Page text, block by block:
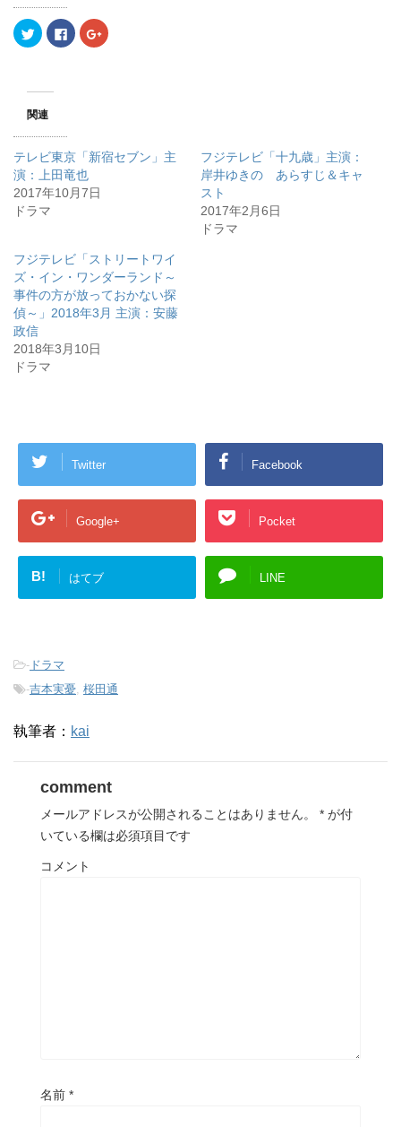
ク
リ
T
i
t
r
で
共
有
新
ィ
ン
ド
ウ
で
開
き
ま
す
)
F
a
す
る
に
は
ク
リ
く
だ
さ
い
(
新
し
ウ
ィ
ク
リ
e
+
ィ
ン
ド
ウ
で
開
き
関連
テレビ東京「新宿セブン」主
演：上田竜也
2017年10月7日
ドラマ
フジテレビ「十九歳」主演：
岸井ゆきの あらすじ＆キャ
スト
2017年2月6日
ドラマ
フジテレビ「ストリートワイ
ズ・イン・ワンダーランド～
事件の方が放っておかない探
偵～」2018年3月 主演：安藤
政信
2018年3月10日
ドラマ
Twitter Facebook
Google+ Pocket
B! はてブ LINE
- ドラマ
-吉本実憂, 桜田通
執筆者： kai
comment
メールアドレスが公開されることはありません。 * が付
いている欄は必須項目です
コメント
名前 *